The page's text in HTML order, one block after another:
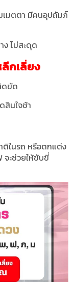
เมตตา มีคนอุปถัมภ์
ง ไม่สะดุด
กเลี่ยง
ดขัด
สินใจช้า
ติในรถ หรือตกแต่ง
ะช่วยให้ขับขี่